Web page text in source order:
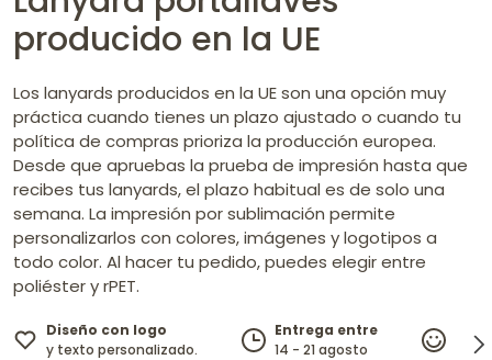
producido en la UE
Los lanyards producidos en la UE son una opción muy
práctica cuando tienes un plazo ajustado o cuando tu
política de compras prioriza la producción europea.
Desde que apruebas la prueba de impresión hasta que
recibes tus lanyards, el plazo habitual es de solo una
semana. La impresión por sublimación permite
personalizarlos con colores, imágenes y logotipos a
todo color. Al hacer tu pedido, puedes elegir entre
poliéster y rPET.
Diseño con logo
y texto personalizado.
Entrega entre
14 - 21 agosto